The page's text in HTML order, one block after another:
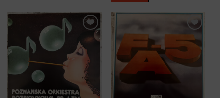
Add to
wishlist
Add to
wishlist